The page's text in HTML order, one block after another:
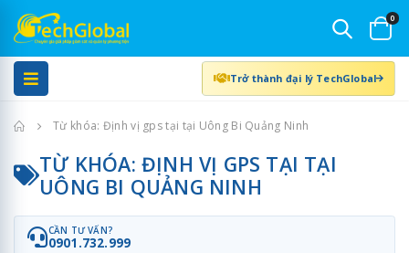
0
Trở thành đại lý TechGlobal
Trang chủTừ khóa: Định vị gps tại tại Uông Bi Quảng Ninh
TỪ KHÓA: ĐỊNH VỊ GPS TẠI TẠI
UÔNG BI QUẢNG NINH
CẦN TƯ VẤN?
0901.732.999